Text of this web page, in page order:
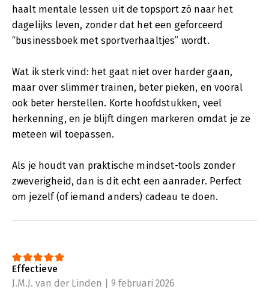
haalt mentale lessen uit de topsport zó naar het
dagelijks leven, zonder dat het een geforceerd
“businessboek met sportverhaaltjes” wordt.
Wat ik sterk vind: het gaat niet over harder gaan,
maar over slimmer trainen, beter pieken, en vooral
ook beter herstellen. Korte hoofdstukken, veel
herkenning, en je blijft dingen markeren omdat je ze
meteen wil toepassen.
Als je houdt van praktische mindset-tools zonder
zweverigheid, dan is dit echt een aanrader. Perfect
om jezelf (of iemand anders) cadeau te doen.
Effectieve
J.M.J. van der Linden | 9 februari 2026